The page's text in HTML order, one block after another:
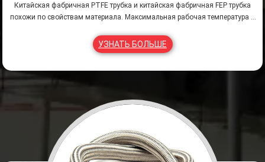
Китайская фабричная PTFE трубка и китайская фабричная FEP трубка
похожи по свойствам материала. Максимальная рабочая температура и
ними. Тефлон имеет молочно-белый цвет, а FEP - прозрачный.
УЗНАТЬ БОЛЬШЕ